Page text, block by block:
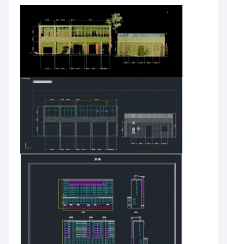
Encuesta sobre aerotransportada el LiDAR
Sistema de trazado del UAV
Sistema del LiDAR del UAV
2.o Profiler del laser
UAV multi del rotor
UAV VTOL del ala fija
Sistema de registración
Equipo hidrológico de la encuesta
consecutivos, y sucesivamente se ha valorado como de centro
de tecnología de la “de la empresa de alta tecnología empresa”,
de Hubei, “campeón invisible” en de segmentos de mercado, y
de una empresa del “pequeño gigante” en la provincia de Hubei.
En el futuro, la Hola-nube se adherirá siempre a la localización
del equipo de gama alta como su propia responsabilidad, y
precisión nacional, confiada para sentir bien a un líder global de
la tecnología de exploración 3Dlaser.